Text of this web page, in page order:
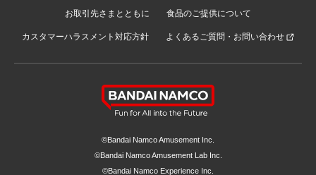
お取引先さまとともに 食品のご提供について
カスタマーハラスメント対応方針 よくあるご質問・お問い合わせ
©Bandai Namco Amusement Inc.
©Bandai Namco Amusement Lab Inc.
©Bandai Namco Experience Inc.